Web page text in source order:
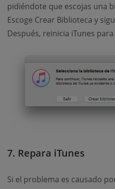
pidiéndote que escojas una
Escoge Crear Biblioteca y
Después, reinicia iTunes
7. Repara iTunes
Si el problema es causado